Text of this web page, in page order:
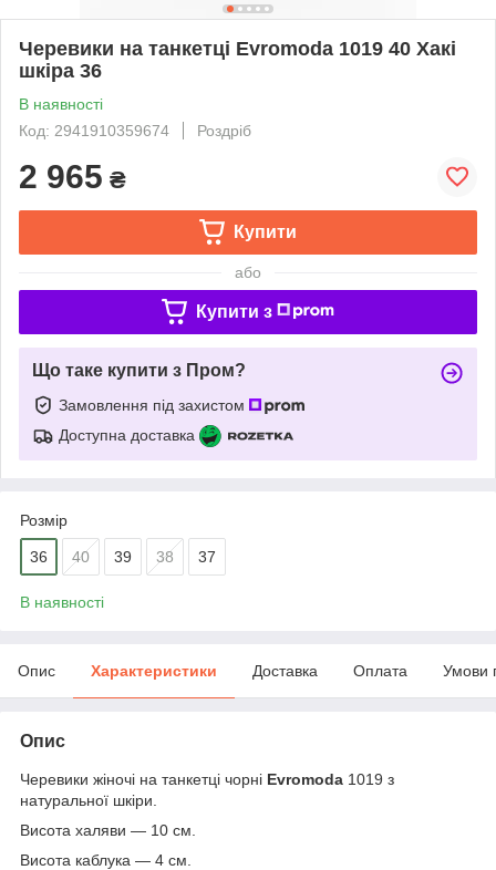
Черевики на танкетці Evromoda 1019 40 Хакі
шкіра 36
В наявності
Код: 2941910359674
Роздріб
2 965 ₴
Купити
або
Купити з
Що таке купити з Пром?
Замовлення під захистом
Доступна доставка
Розмір
36 40 39 38 37
В наявності
Опис Характеристики Доставка Оплата Умови
Опис
Черевики жіночі на танкетці чорні Evromoda 1019 з
натуральної шкіри.
Висота халяви — 10 см.
Висота каблука — 4 см.